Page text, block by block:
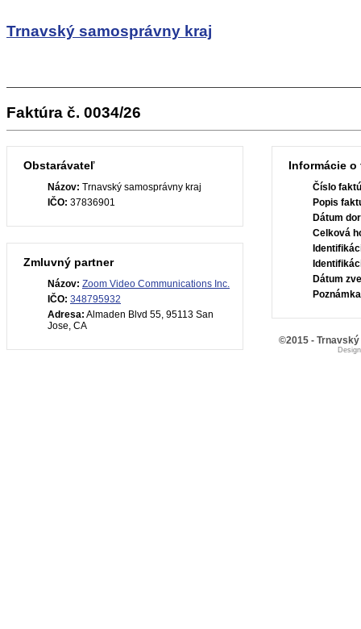
Trnavský samosprávny kraj
Faktúra č. 0034/26
Obstarávateľ
Názov: Trnavský samosprávny kraj
IČO: 37836901
Zmluvný partner
Názov: Zoom Video Communications Inc.
IČO: 348795932
Adresa: Almaden Blvd 55, 95113 San
Jose, CA
Informácie o
Číslo
Popis
Dátum
Celková
Dátum
©2015 -